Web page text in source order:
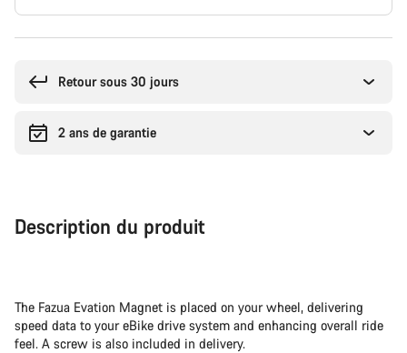
Retour sous 30 jours
2 ans de garantie
Description du produit
The Fazua Evation Magnet is placed on your wheel, delivering
speed data to your eBike drive system and enhancing overall ride
feel. A screw is also included in delivery.